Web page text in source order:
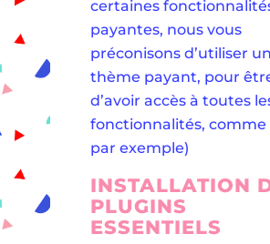
certaines
payantes, nous vous
préconisons d’utiliser un
thème payant, pour
d’avoir accès à toutes
fonctionnalités, comme
par exemple)
INSTALLATION
PLUGINS
ESSENTIELS